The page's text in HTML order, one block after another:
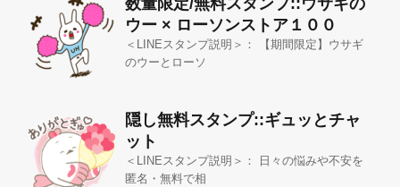
数量限定/無料スタンプ::ウサギの
ウー × ローソンストア１００
＜LINEスタンプ説明＞： 【期間限定】ウサギ
のウーとローソ
隠し無料スタンプ::ギュッとチャ
ット
＜LINEスタンプ説明＞： 日々の悩みや不安を
匿名・無料で相